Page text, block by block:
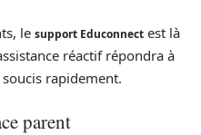
le support Educonnect est là
réactif répondra à
rapidement.
parent